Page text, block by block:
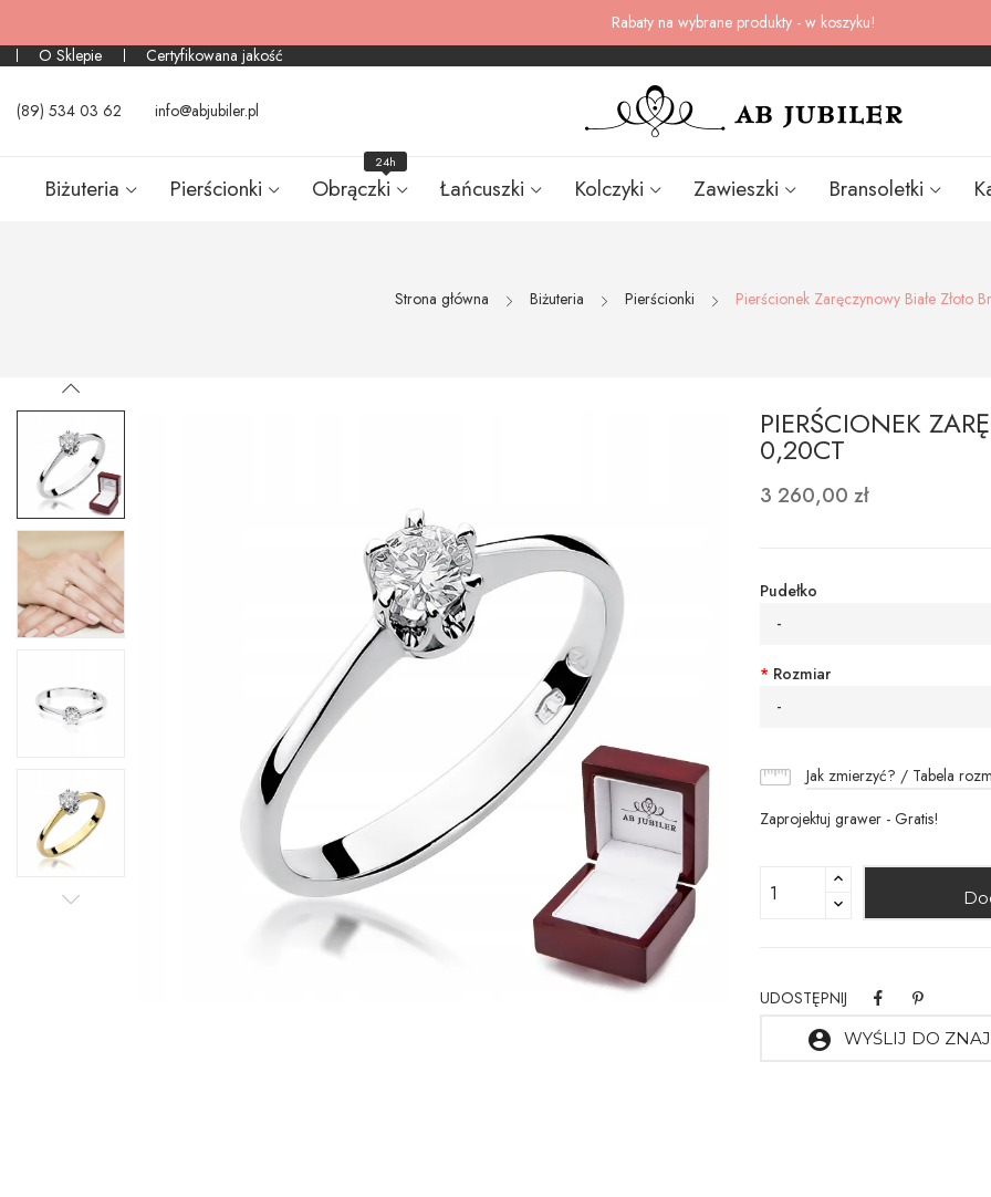
Rabaty na wybrane produkty - w koszyku!
O Sklepie
Certyfikowana jakość
(89) 534 03 62 info@abjubiler.pl
Biżuteria Pierścionki Obrączki
24h
Łańcuszki Kolczyki Zawieszki Bransoletki
Strona główna Biżuteria Pierścionki Pierścionek Zaręczynowy Białe Złoto
PIERŚCIONEK
0,20CT
3 260,00 zł
Pudełko
-
* Rozmiar
-
Jak zmierzyć? / Tabela
Zaprojektuj grawer - Gratis!
UDOSTĘPNIJ
account_circle WYŚLIJ DO